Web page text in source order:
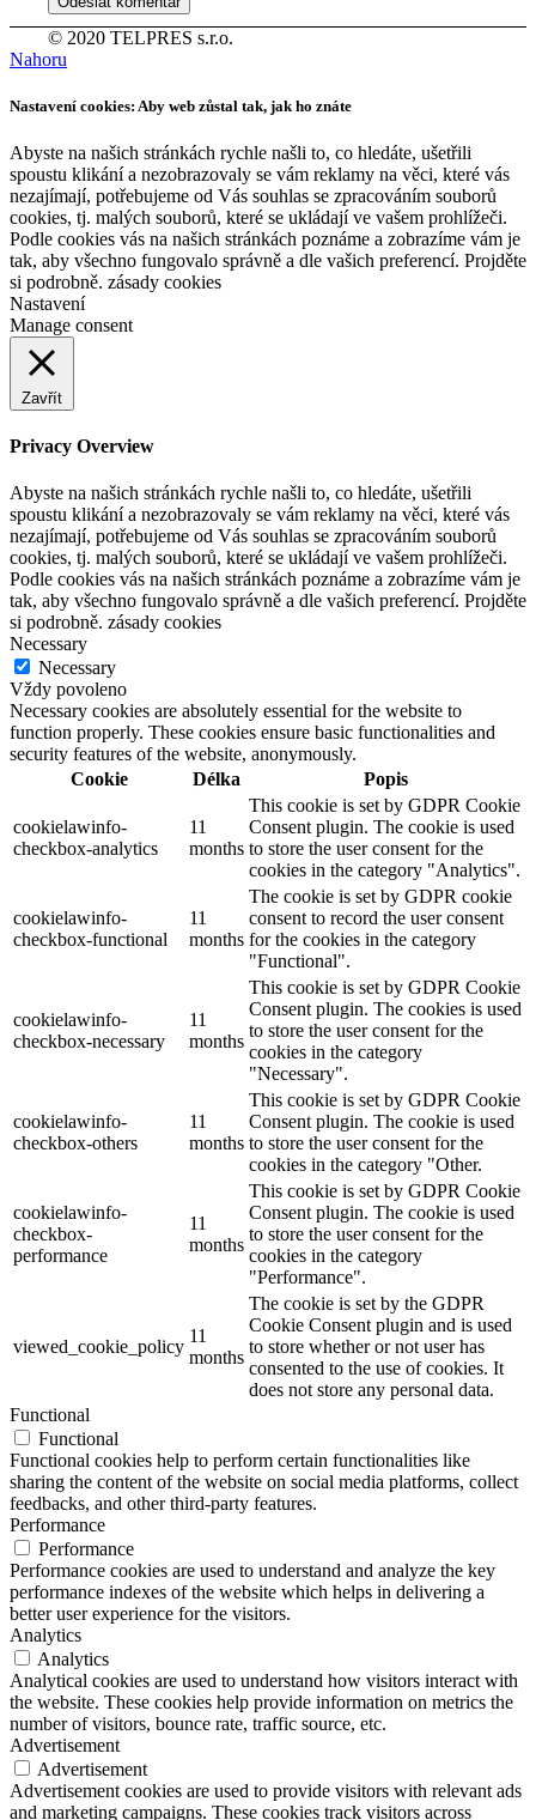
© 2020 TELPRES s.r.o.
Nahoru
Nastavení cookies: Aby web zůstal tak, jak ho znáte
Abyste na našich stránkách rychle našli to, co hledáte, ušetřili
spoustu klikání a nezobrazovaly se vám reklamy na věci, které vás
nezajímají, potřebujeme od Vás souhlas se zpracováním souborů
cookies, tj. malých souborů, které se ukládají ve vašem prohlížeči.
Podle cookies vás na našich stránkách poznáme a zobrazíme vám je
tak, aby všechno fungovalo správně a dle vašich preferencí. Projděte
si podrobně. zásady cookies
Nastavení
Manage consent
Zavřít
Privacy Overview
Abyste na našich stránkách rychle našli to, co hledáte, ušetřili
spoustu klikání a nezobrazovaly se vám reklamy na věci, které vás
nezajímají, potřebujeme od Vás souhlas se zpracováním souborů
cookies, tj. malých souborů, které se ukládají ve vašem prohlížeči.
Podle cookies vás na našich stránkách poznáme a zobrazíme vám je
tak, aby všechno fungovalo správně a dle vašich preferencí. Projděte
si podrobně. zásady cookies
Necessary
Necessary
Vždy povoleno
Necessary cookies are absolutely essential for the website to
function properly. These cookies ensure basic functionalities and
security features of the website, anonymously.
Cookie
Délka Popis
cookielawinfo-
checkbox-analytics
11
months
This cookie is set by GDPR Cookie
Consent plugin. The cookie is used
to store the user consent for the
cookies in the category "Analytics".
cookielawinfo-
checkbox-functional
11
months
The cookie is set by GDPR cookie
consent to record the user consent
for the cookies in the category
"Functional".
cookielawinfo-
checkbox-necessary
11
months
This cookie is set by GDPR Cookie
Consent plugin. The cookies is used
to store the user consent for the
cookies in the category
"Necessary".
cookielawinfo-
checkbox-others
11
months
This cookie is set by GDPR Cookie
Consent plugin. The cookie is used
to store the user consent for the
cookies in the category "Other.
cookielawinfo-
checkbox-
performance
11
months
This cookie is set by GDPR Cookie
Consent plugin. The cookie is used
to store the user consent for the
cookies in the category
"Performance".
viewed_cookie_policy
11
months
The cookie is set by the GDPR
Cookie Consent plugin and is used
to store whether or not user has
consented to the use of cookies. It
does not store any personal data.
Functional
Functional
Functional cookies help to perform certain functionalities like
sharing the content of the website on social media platforms, collect
feedbacks, and other third-party features.
Performance
Performance
Performance cookies are used to understand and analyze the key
performance indexes of the website which helps in delivering a
better user experience for the visitors.
Analytics
Analytics
Analytical cookies are used to understand how visitors interact with
the website. These cookies help provide information on metrics the
number of visitors, bounce rate, traffic source, etc.
Advertisement
Advertisement
Advertisement cookies are used to provide visitors with relevant ads
and marketing campaigns. These cookies track visitors across